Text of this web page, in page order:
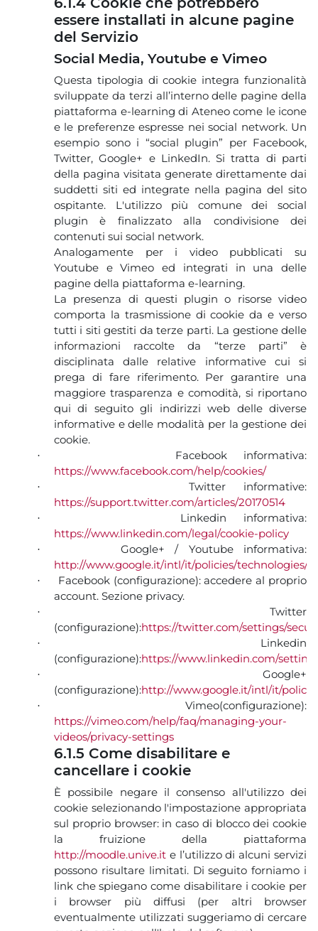
essere installati in alcune pagine
del Servizio
Social Media, Youtube e Vimeo
Questa tipologia di cookie integra funzionalità
sviluppate da terzi all’interno delle pagine della
piattaforma e-learning di Ateneo come le icone
e le preferenze espresse nei social network. Un
esempio sono i “social plugin” per Facebook,
Twitter, Google+ e LinkedIn. Si tratta di parti
della pagina visitata generate direttamente dai
suddetti siti ed integrate nella pagina del sito
ospitante. L'utilizzo più comune dei social
plugin è finalizzato alla condivisione dei
contenuti sui social network.
Analogamente per i video pubblicati su
Youtube e Vimeo ed integrati in una delle
pagine della piattaforma e-learning.
La presenza di questi plugin o risorse video
comporta la trasmissione di cookie da e verso
tutti i siti gestiti da terze parti. La gestione delle
informazioni raccolte da “terze parti” è
disciplinata dalle relative informative cui si
prega di fare riferimento. Per garantire una
maggiore trasparenza e comodità, si riportano
qui di seguito gli indirizzi web delle diverse
informative e delle modalità per la gestione dei
cookie.
·
Facebook informativa:
https://www.facebook.com/help/cookies/
·
Twitter informative:
https://support.twitter.com/articles/20170514
·
Linkedin informativa:
https://www.linkedin.com/legal/cookie-policy
·
Google+ / Youtube informativa:
http://www.google.it/intl/it/policies/technologies/
·
Facebook (configurazione): accedere al proprio
account. Sezione privacy.
·
Twitter
(configurazione):https://twitter.com/settings/
·
Linkedin
(configurazione):https://www.linkedin.com/
·
Google+
(configurazione):http://www.google.it/intl/it/
·
Vimeo(configurazione):
https://vimeo.com/help/faq/managing-your-
videos/privacy-settings
6.1.5 Come disabilitare e
cancellare i cookie
È possibile negare il consenso all'utilizzo dei
cookie selezionando l'impostazione appropriata
sul proprio browser: in caso di blocco dei cookie
la fruizione della piattaforma
http://moodle.unive.it e l’utilizzo di alcuni servizi
possono risultare limitati. Di seguito forniamo i
link che spiegano come disabilitare i cookie per
i browser più diffusi (per altri browser
eventualmente utilizzati suggeriamo di cercare